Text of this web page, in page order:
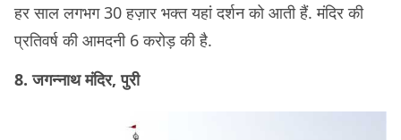
हर साल लगभग 30 हज़ार भक्त यहां दर्शन को आती हैं. मंदिर की
प्रतिवर्ष की आमदनी 6 करोड़ की है.
8. जगन्नाथ मंदिर, पुरी